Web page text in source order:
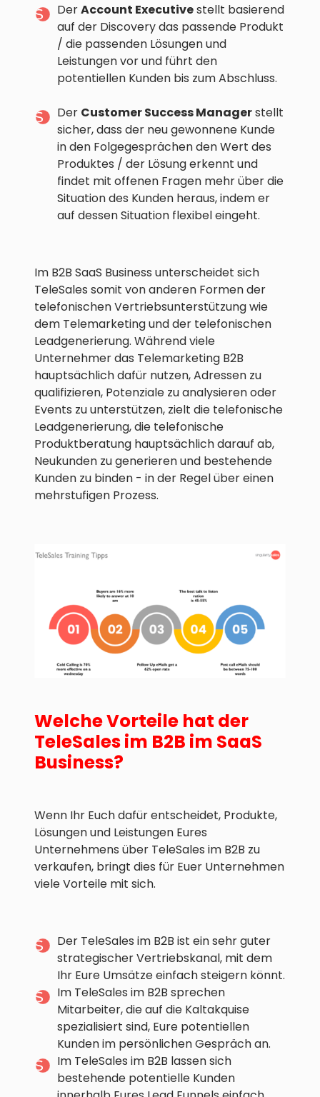
DerAccount Executivestellt basierend
auf der Discovery das passende Produkt
/ die passenden Lösungen und
Leistungen vor und führt den
potentiellen Kunden bis zum Abschluss.
Der Customer Success Managerstellt
sicher, dass der neu gewonnene Kunde
in den Folgegesprächen den Wert des
Produktes / der Lösung erkennt und
findet mit offenen Fragen mehr über die
Situation des Kunden heraus, indem er
auf dessen Situation flexibel eingeht.
Im B2B SaaS Business unterscheidet sich
TeleSales somit von anderen Formen der
telefonischen Vertriebsunterstützung wie
dem Telemarketing und der telefonischen
Leadgenerierung. Während viele
Unternehmer das Telemarketing B2B
hauptsächlich dafür nutzen, Adressen zu
qualifizieren, Potenziale zu analysieren oder
Events zu unterstützen, zielt die telefonische
Leadgenerierung, die telefonische
Produktberatung hauptsächlich darauf ab,
Neukunden zu generieren und bestehende
Kunden zu binden - in der Regel über einen
mehrstufigen Prozess.
Welche Vorteile hat der
TeleSales im B2B im SaaS
Business?
Wenn Ihr Euch dafür entscheidet, Produkte,
Lösungen und Leistungen Eures
Unternehmens über TeleSales im B2B zu
verkaufen, bringt dies für Euer Unternehmen
viele Vorteile mit sich.
Der TeleSales im B2B ist ein sehr guter
strategischer Vertriebskanal, mit dem
Ihr Eure Umsätze einfach steigern könnt.
Im TeleSales im B2B sprechen
Mitarbeiter, die auf die Kaltakquise
spezialisiert sind, Eure potentiellen
Kunden im persönlichen Gespräch an.
Im TeleSales im B2B lassen sich
bestehende potentielle Kunden